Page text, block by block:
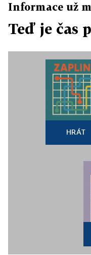
Informace už
Teď je čas
HRÁT